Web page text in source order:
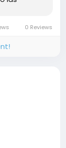
0 Reviews